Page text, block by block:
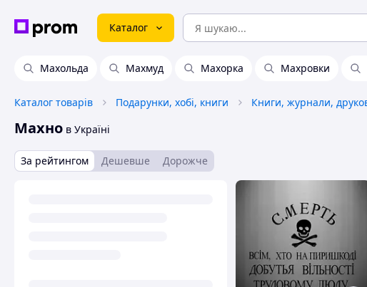
Каталог
Махольда Махмуд Махорка Махровки
Каталог товарів Подарунки, хобі, книги
Махно в Україні
За рейтингом Дешевше Дорожче